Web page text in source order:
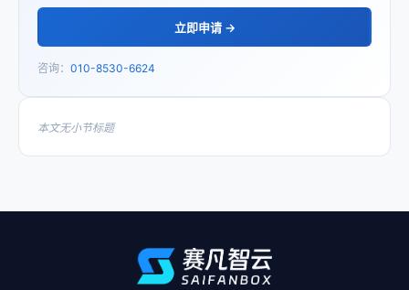
立即申请 →
咨询： 010-8530-6624
本文无小节标题